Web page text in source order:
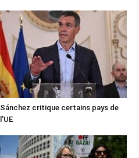
Sánchez critique certains pays de
l’UE